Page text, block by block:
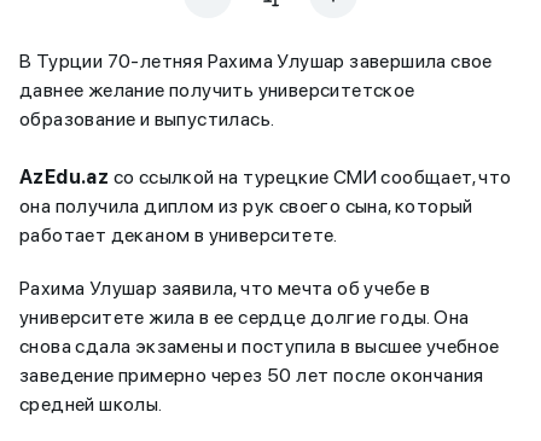
В Турции 70-летняя Рахима Улушар завершила свое
давнее желание получить университетское
образование и выпустилась.
AzEdu.az со ссылкой на турецкие СМИ сообщает, что
она получила диплом из рук своего сына, который
работает деканом в университете.
Рахима Улушар заявила, что мечта об учебе в
университете жила в ее сердце долгие годы. Она
снова сдала экзамены и поступила в высшее учебное
заведение примерно через 50 лет после окончания
средней школы.